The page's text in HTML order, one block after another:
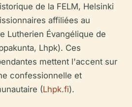
de la FELM, Helsinki
affiliées au
Lutherien Évangélique de
Lhpk). Ces
mettent l'accent sur
confessionnelle et
(Lhpk.fi).